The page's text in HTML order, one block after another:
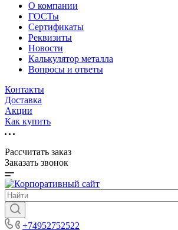
О компании
ГОСТы
Сертификаты
Реквизиты
Новости
Калькулятор металла
Вопросы и ответы
Контакты
Доставка
Акции
Как купить
Рассчитать заказ
Заказать звонок
+74952752522